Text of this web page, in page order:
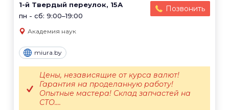
1-й Твердый переулок, 15А
пн - сб: 9:00–19:00
Позвонить
Академия наук
miura.by
Цены, независящие от курса валют!
Гарантия на проделанную работу!
Опытные мастера! Склад запчастей на
СТО....